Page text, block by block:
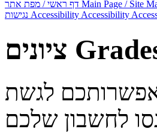
Main Page / Site
Accessibility Accessibility
ציונים
לגשת